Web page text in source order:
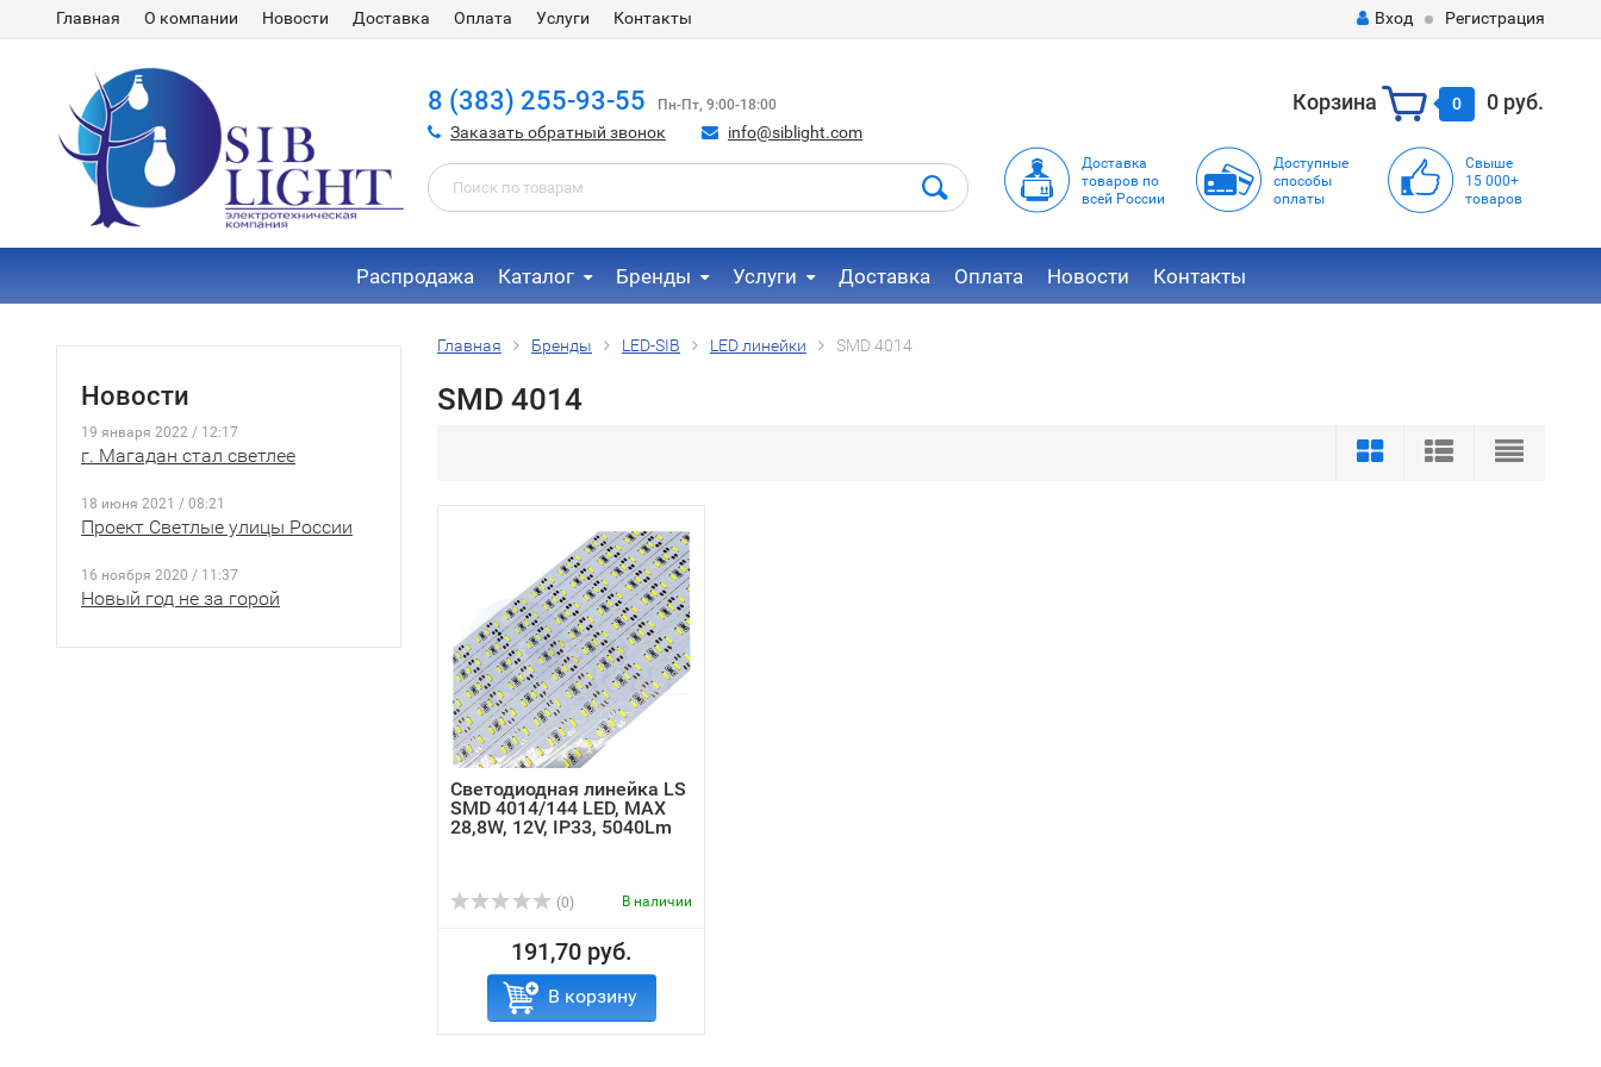
Главная О компании Новости Доставка Оплата Услуги Контакты Вход Регистрация
8 (383) 255-93-55 Пн-Пт, 9:00-18:00
Заказать обратный звонок info@siblight.com
Корзина 0 0 руб.
Доставка
товаров по
всей России
Доступные
способы
оплаты
Свыше
15 000+
товаров
Распродажа Каталог Бренды Услуги Доставка Оплата Новости Контакты
Новости
19 января 2022 / 12:17
г. Магадан стал светлее
18 июня 2021 / 08:21
Проект Светлые улицы России
16 ноября 2020 / 11:37
Новый год не за горой
Главная Бренды LED-SIB LED линейки SMD 4014
SMD 4014
Светодиодная линейка LS
SMD 4014/144 LED, MAX
28,8W, 12V, IP33, 5040Lm
(0) В наличии
191,70 руб.
В корзину